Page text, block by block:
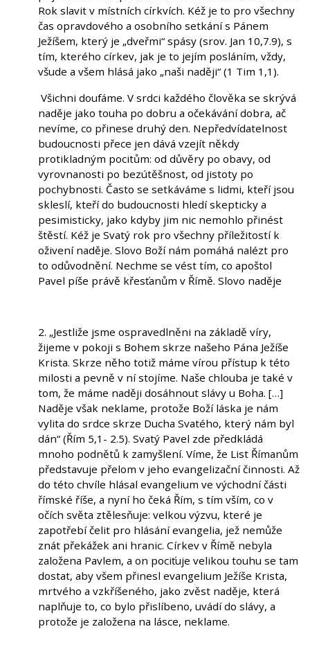
Rok slavit v místních církvích. Kéž je to pro všechny
čas opravdového a osobního setkání s Pánem
Ježíšem, který je „dveřmi“ spásy (srov. Jan 10,7.9), s
tím, kterého církev, jak je to jejím posláním, vždy,
všude a všem hlásá jako „naši naději“ (1 Tim 1,1).
Všichni doufáme. V srdci každého člověka se skrývá
naděje jako touha po dobru a očekávání dobra, ač
nevíme, co přinese druhý den. Nepředvídatelnost
budoucnosti přece jen dává vzejít někdy
protikladným pocitům: od důvěry po obavy, od
vyrovnanosti po bezútěšnost, od jistoty po
pochybnosti. Často se setkáváme s lidmi, kteří jsou
skleslí, kteří do budoucnosti hledí skepticky a
pesimisticky, jako kdyby jim nic nemohlo přinést
štěstí. Kéž je Svatý rok pro všechny příležitostí k
oživení naděje. Slovo Boží nám pomáhá nalézt pro
to odůvodnění. Nechme se vést tím, co apoštol
Pavel píše právě křesťanům v Římě. Slovo naděje
2. „Jestliže jsme ospravedlněni na základě víry,
žijeme v pokoji s Bohem skrze našeho Pána Ježíše
Krista. Skrze něho totiž máme vírou přístup k této
milosti a pevně v ní stojíme. Naše chlouba je také v
tom, že máme naději dosáhnout slávy u Boha. […]
Naděje však neklame, protože Boží láska je nám
vylita do srdce skrze Ducha Svatého, který nám byl
dán“ (Řím 5,1- 2.5). Svatý Pavel zde předkládá
mnoho podnětů k zamyšlení. Víme, že List Římanům
představuje přelom v jeho evangelizační činnosti. Až
do této chvíle hlásal evangelium ve východní části
římské říše, a nyní ho čeká Řím, s tím vším, co v
očích světa ztělesňuje: velkou výzvu, které je
zapotřebí čelit pro hlásání evangelia, jež nemůže
znát překážek ani hranic. Církev v Římě nebyla
založena Pavlem, a on pociťuje velikou touhu se tam
dostat, aby všem přinesl evangelium Ježíše Krista,
mrtvého a vzkříšeného, jako zvěst naděje, která
naplňuje to, co bylo přislíbeno, uvádí do slávy, a
protože je založena na lásce, neklame.